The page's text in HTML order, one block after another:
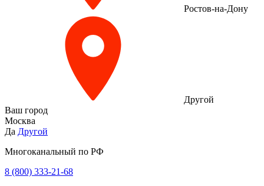
Ростов-на-Дону
Другой
Ваш город
Москва
Да Другой
Многоканальный по РФ
8 (800) 333‑21-68